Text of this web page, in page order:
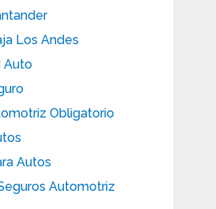
Los Andes
Auto
Obligatorio
Autos
Automotriz